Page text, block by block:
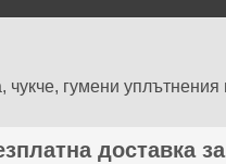
гумени уплътнения
доставка